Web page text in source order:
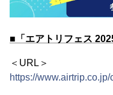
■「エアトリフェス
＜URL＞
https://